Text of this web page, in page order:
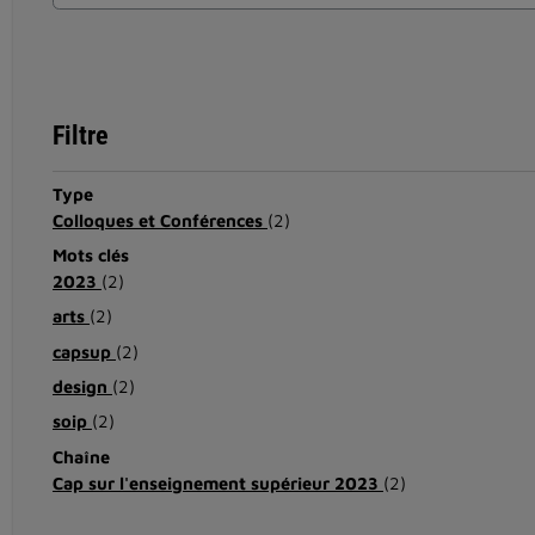
Filtre
Type
Colloques et Conférences (2)
Mots clés
2023 (2)
arts (2)
capsup (2)
design (2)
soip (2)
Chaîne
Cap sur l'enseignement supérieur 2023 (2)